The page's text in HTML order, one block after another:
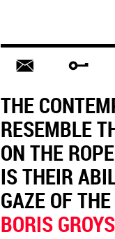
THE
RESEMBLE
ON THE
IS THEIR
GAZE OF
BORIS GROYS